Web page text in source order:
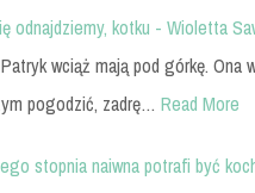
odnajdziemy, kotku - Wioletta
wciąż mają pod górkę.
pogodzić, zadrę… Read More
stopnia naiwna potrafi być